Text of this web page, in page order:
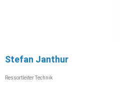
Stefan Janthur
Ressortleiter Technik